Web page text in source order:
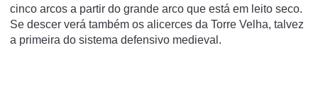
cinco arcos a partir do grande arco que está em leito seco.
Se descer verá também os alicerces da Torre Velha, talvez
a primeira do sistema defensivo medieval.